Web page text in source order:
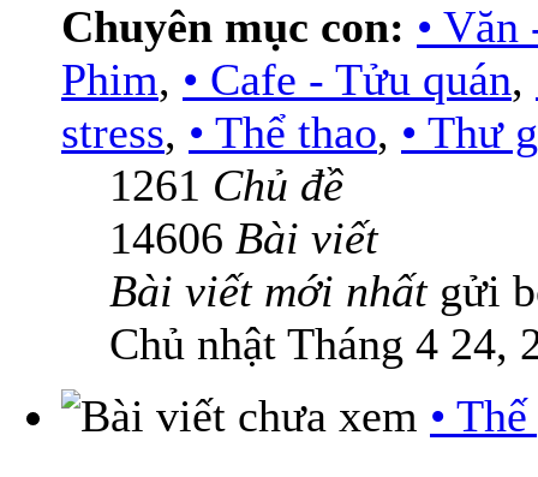
Chuyên mục con: • Văn
Phim, • Cafe - Tửu quán,
stress, • Thể thao, • Thư
1261 Chủ đề
14606 Bài viết
Bài viết mới nhấtgửi
Chủ nhật Tháng 4 24,
•